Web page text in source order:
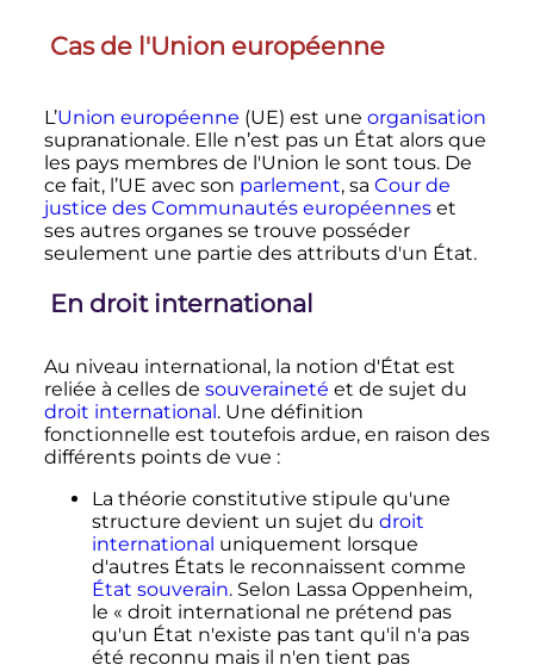
Cas de l'Union européenne
L’Union européenne (UE) est une organisation
supranationale. Elle n’est pas un État alors que
les pays membres de l'Union le sont tous. De
ce fait, l’UE avec son parlement, sa Cour de
justice des Communautés européenneset
ses autres organes se trouve posséder
seulement une partie des attributs d'un État.
En droit international
Au niveau international, la notion d'État est
reliée à celles de souveraineté et de sujet du
droit international. Une définition
fonctionnelle est toutefois ardue, en raison des
différents points de vue :
La théorie constitutive stipule qu'une
structure devient un sujet du droit
international uniquement lorsque
d'autres États le reconnaissent comme
État souverain. Selon Lassa Oppenheim,
le « droit international ne prétend pas
qu'un État n'existe pas tant qu'il n'a pas
été reconnu mais il n'en tient pas